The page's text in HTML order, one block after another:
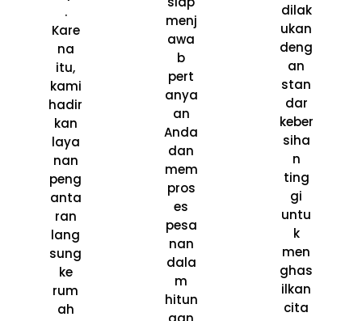
.
Kare
na
itu,
kami
hadir
kan
laya
nan
peng
anta
ran
lang
sung
ke
rum
ah
menj
awa
b
pert
anya
an
Anda
dan
mem
pros
es
pesa
nan
dala
m
hitun
dilak
ukan
deng
an
stan
dar
keber
siha
n
ting
gi
untu
k
men
ghas
ilkan
cita